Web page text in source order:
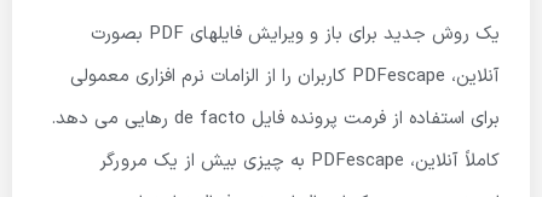
یک روش جدید برای باز و ویرایش فایلهای PDF بصورت
آنلاین، PDFescape کاربران را از الزامات نرم افزاری معمولی
برای استفاده از فرمت پرونده فایل de facto رهایی می دهد.
کاملاً آنلاین، PDFescape به چیزی بیش از یک مرورگر